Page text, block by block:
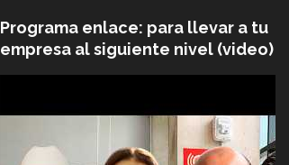
Programa enlace: para llevar a tu
empresa al siguiente nivel (video)